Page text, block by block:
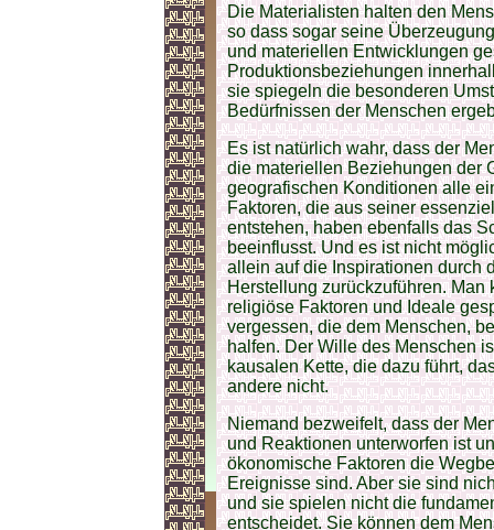
Die Materialisten halten den
so dass sogar seine
und materiellen Entwicklungen
Produktionsbeziehungen
sie spiegeln die besonderen
Bedürfnissen der Menschen
Es ist natürlich wahr, dass der
die materiellen Beziehungen der
geografischen Konditionen alle
Faktoren, die aus seiner
entstehen, haben ebenfalls das
beeinflusst. Und es ist nicht
allein auf die Inspirationen durch
Herstellung zurückzuführen.
religiöse Faktoren und Ideale
vergessen, die dem Menschen,
halfen. Der Wille des Menschen
kausalen Kette, die dazu führt,
andere nicht.
Niemand bezweifelt, dass der
und Reaktionen unterworfen ist
ökonomische Faktoren die
Ereignisse sind. Aber sie sind
und sie spielen nicht die
entscheidet. Sie können dem